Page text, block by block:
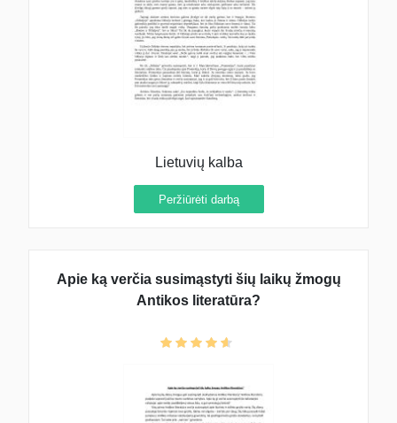
Lietuvių kalba
Peržiūrėti darbą
Apie ką verčia susimąstyti šių laikų žmogų
Antikos literatūra?